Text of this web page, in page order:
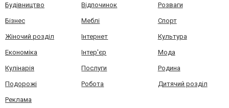
Будівництво Відпочинок Розваги
Бізнес Меблі Спорт
Жіночий розділ Інтернет Культура
Економіка Інтер'єр Мода
Кулінарія Послуги Родина
Подорожі Робота Дитячий розділ
Реклама